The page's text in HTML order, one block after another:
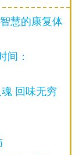
慧的康复体
间：
回味无穷